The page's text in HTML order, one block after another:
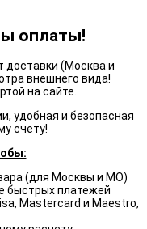
оплаты!
доставки (Москва и
внешнего вида!
на сайте.
удобная и безопасная
счету!
(для Москвы и МО)
быстрых платежей
Mastercard и Maestro,